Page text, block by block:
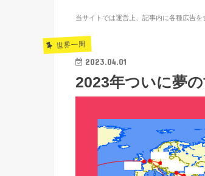
当サイトでは運営上、記事内に各種広告を
世界一周
2023.04.01
2023年ついに夢